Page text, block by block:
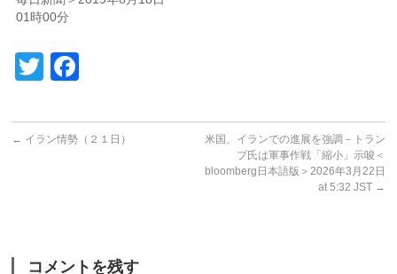
01時00分
Twitter
← イラン情勢（２１日）
米国、イランでの進展を強調－トラン
プ氏は軍事作戦「縮小」示唆＜
bloomberg日本語版＞2026年3月22日
at 5:32 JST →
コメントを残す